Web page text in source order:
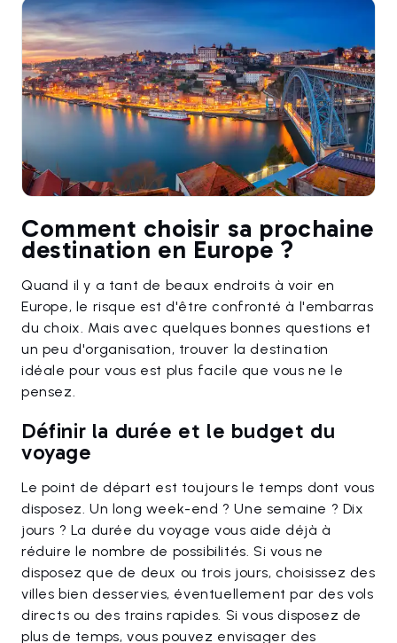
Comment choisir sa prochaine
destination en Europe ?
Quand il y a tant de beaux endroits à voir en
Europe, le risque est d'être confronté à l'embarras
du choix. Mais avec quelques bonnes questions et
un peu d'organisation, trouver la destination
idéale pour vous est plus facile que vous ne le
pensez.
Définir la durée et le budget du
voyage
Le point de départ est toujours le temps dont vous
disposez. Un long week-end ? Une semaine ? Dix
jours ? La durée du voyage vous aide déjà à
réduire le nombre de possibilités. Si vous ne
disposez que de deux ou trois jours, choisissez des
villes bien desservies, éventuellement par des vols
directs ou des trains rapides. Si vous disposez de
plus de temps, vous pouvez envisager des